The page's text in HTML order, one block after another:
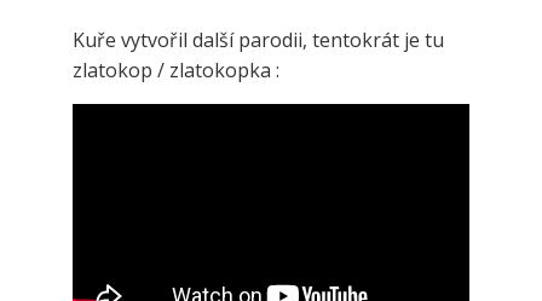
Kuře vytvořil další parodii, tentokrát je tu
zlatokop / zlatokopka :